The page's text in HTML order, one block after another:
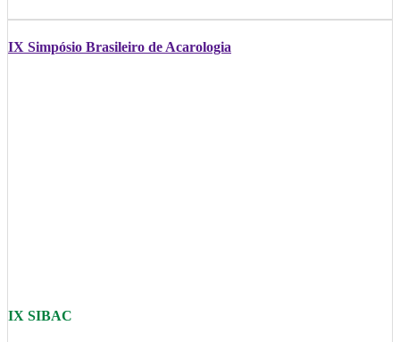
IX Simpósio Brasileiro de Acarologia
IX SIBAC